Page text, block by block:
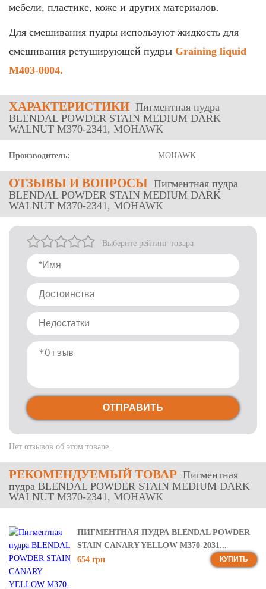
мебели, пластике, коже и других материалов.
Для смешивания пудры используют жидкость для
смешивания ретуширующей пудры Graining liquid
M403-0004.
ХАРАКТЕРИСТИКИ Пигментная пудра
BLENDAL POWDER STAIN MEDIUM DARK
WALNUT M370-2341, MOHAWK
Производитель: MOHAWK
ОТЗЫВЫ И ВОПРОСЫ Пигментная пудра
BLENDAL POWDER STAIN MEDIUM DARK
WALNUT M370-2341, MOHAWK
Нет отзывов об этом товаре.
Выберите рейтинг товара
ОТПРАВИТЬ
РЕКОМЕНДУЕМЫЙ ТОВАР Пигментная
пудра BLENDAL POWDER STAIN MEDIUM DARK
WALNUT M370-2341, MOHAWK
ПИГМЕНТНАЯ ПУДРА BLENDAL POWDER
STAIN CANARY YELLOW M370-2031...
654 грн
КУПИТЬ